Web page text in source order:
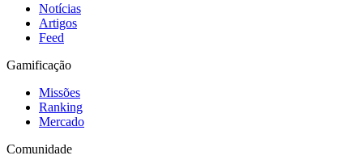
Notícias
Artigos
Feed
Gamificação
Missões
Ranking
Mercado
Comunidade